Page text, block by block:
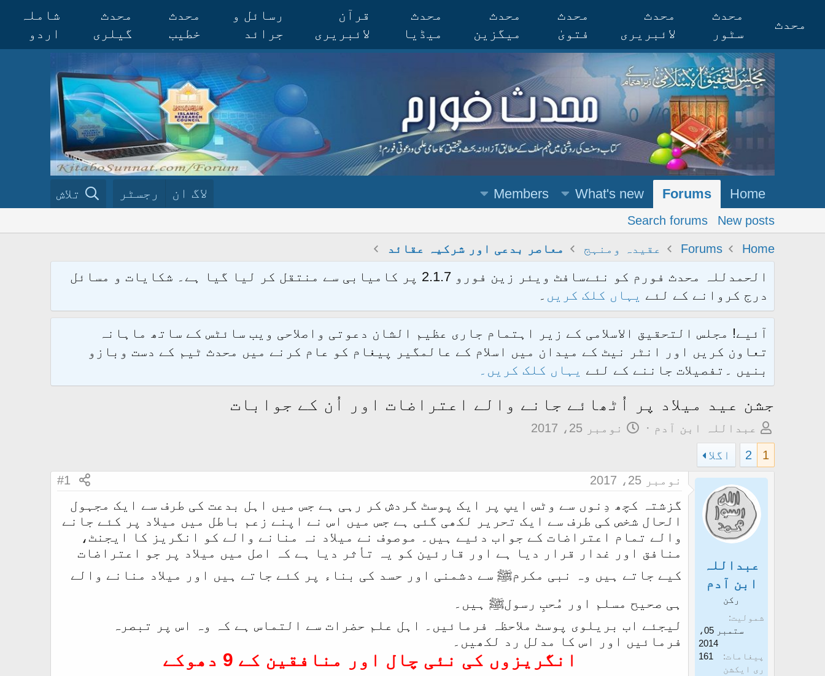
محدث
محدث
سٹور
محدث
لائبریری
محدث
فتویٰ
محدث
میگزین
محدث
میڈیا
قرآن
لائبریری
رسائل و
جرائد
محدث
خطیب
محدث
گیلری
شاملہ
اردو
Home
Forums
What's new
Members لاگ ان رجسٹر تلاش
New posts
Search forums
Home
Forums عقیدہ ومنہج معاصر بدعی اور شرکیہ عقائد
الحمدللہ محدث فورم کو نئےسافٹ ویئر زین فورو 2.1.7 پر کامیابی سے منتقل کر لیا گیا ہے۔ شکایات و مسائل
درج کروانے کے لئے یہاں کلک کریں ۔
آئیے! مجلس التحقیق الاسلامی کے زیر اہتمام جاری عظیم الشان دعوتی واصلاحی ویب سائٹس کے ساتھ ماہانہ
تعاون کریں اور انٹر نیٹ کے میدان میں اسلام کے عالمگیر پیغام کو عام کرنے میں محدث ٹیم کے دست وبازو
بنیں ۔تفصیلات جاننے کے لئے یہاں کلک کریں۔
جشن عید میلاد پر اُٹھائے جانے والے اعتراضات اور اُن کے جوابات
م
و
ض
و
ع
ک
ا
غ
ا
ک
ے
عبداللہ ابن آدم
ت
آ
غ
ا
ز
نومبر 25، 2017
1
2 اگلا
عبداللہ
ابن آدم
رکن
شمولیت
ستمبر 05،
2014
پیغامات
161
ری ایکشن
نومبر 25، 2017 #1
گزشتہ کچھ دِنوں سے وٹس ایپ پر ایک پوسٹ گردش کر رہی ہے جس میں اہل بدعت کی طرف سے ایک مجہول
الحال شخص کی طرف سے ایک تحریر لکھی گئی ہے جس میں اس نے اپنے زعم باطل میں میلاد پر کئے جانے
والے تمام اعتراضات کے جواب دئیے ہیں۔ موصوف نے میلاد نہ منانے والے کو انگریز کا ایجنٹ،
منافق اور غدار قرار دیا ہے اور قارئین کو یہ تأثر دیا ہے کہ اصل میں میلاد پر جو اعتراضات
کیے جاتے ہیں وہ نبی مکرمﷺ سے دشمنی اور حسد کی بناء پر کئے جاتے ہیں اور میلاد منانے والے
ہی صحیح مسلم اور مُحبِ رسولﷺ ہیں۔
لیجئے اب بریلوی پوسٹ ملاحظہ فرمائیں۔ اہل علم حضرات سے التماس ہے کہ وہ اس پر تبصرہ
فرمائیں اور اس کا مدلل رد لکھیں۔
انگریزوں کی نئی چال اور منافقین کے 9 دھوکے